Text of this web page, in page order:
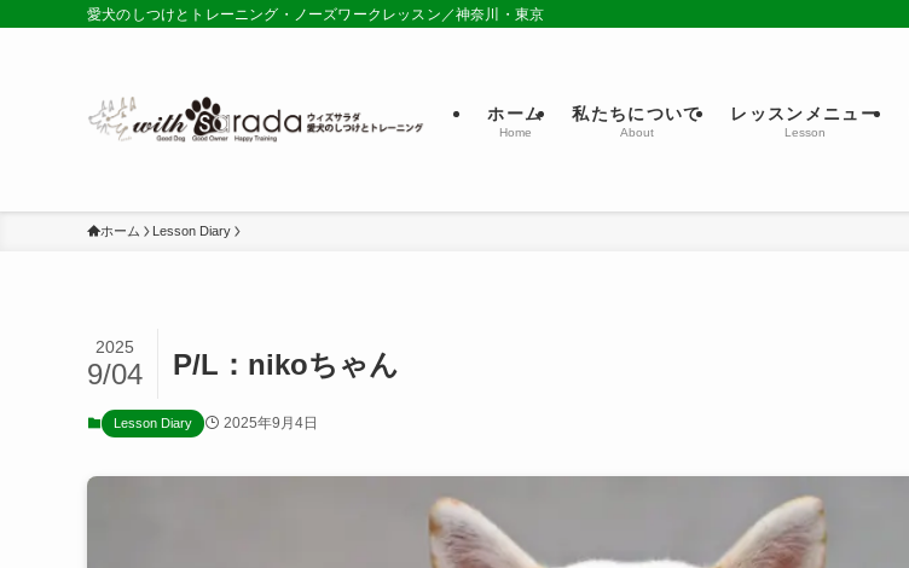
愛犬のしつけとトレーニング・ノーズワークレッスン／神奈川・東京
ホーム
Home
私たちについて
About
レッスンメニュー
Lesson
ホーム Lesson Diary
P/L：nikoちゃん
2025
9/04
Lesson Diary 2025年9月4日